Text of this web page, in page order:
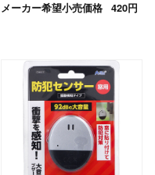
メーカー希望小売価格 420円